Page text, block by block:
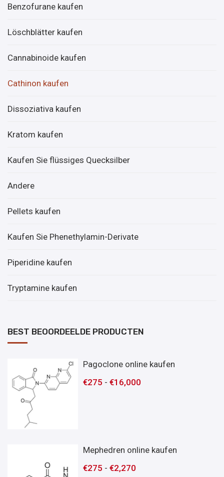
Benzofurane kaufen
Löschblätter kaufen
Cannabinoide kaufen
Cathinon kaufen
Dissoziativa kaufen
Kratom kaufen
Kaufen Sie flüssiges Quecksilber
Andere
Pellets kaufen
Kaufen Sie Phenethylamin-Derivate
Piperidine kaufen
Tryptamine kaufen
BEST BEOORDEELDE PRODUCTEN
Pagoclone online kaufen
€275 -€16,000
Mephedren online kaufen
€275 -€2,270